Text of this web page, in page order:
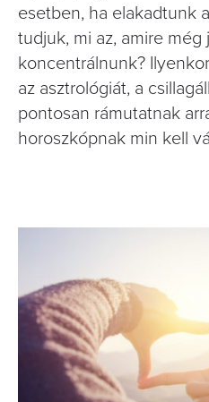
esetben, ha elakadtunk
tudjuk, mi az, amire
koncentrálnunk?
az asztrológiát, a
pontosan rámutatnak
horoszkópnak min kell